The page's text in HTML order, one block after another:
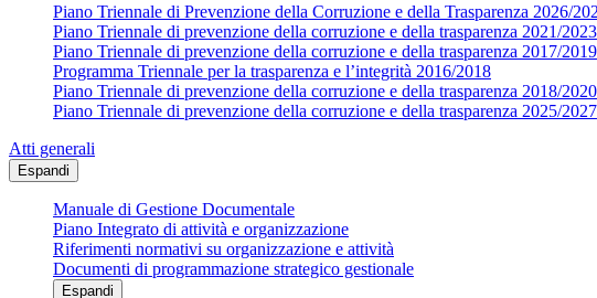
Piano Triennale di Prevenzione della Corruzione e della Trasparenza 2026/
Piano Triennale di prevenzione della corruzione e della trasparenza 2021/2023
Piano Triennale di prevenzione della corruzione e della trasparenza 2017/2019
Programma Triennale per la trasparenza e l’integrità 2016/2018
Piano Triennale di prevenzione della corruzione e della trasparenza 2018/2020
Piano Triennale di prevenzione della corruzione e della trasparenza 2025/2027
Atti generali
Espandi
Manuale di Gestione Documentale
Piano Integrato di attività e organizzazione
Riferimenti normativi su organizzazione e attività
Documenti di programmazione strategico gestionale
Espandi